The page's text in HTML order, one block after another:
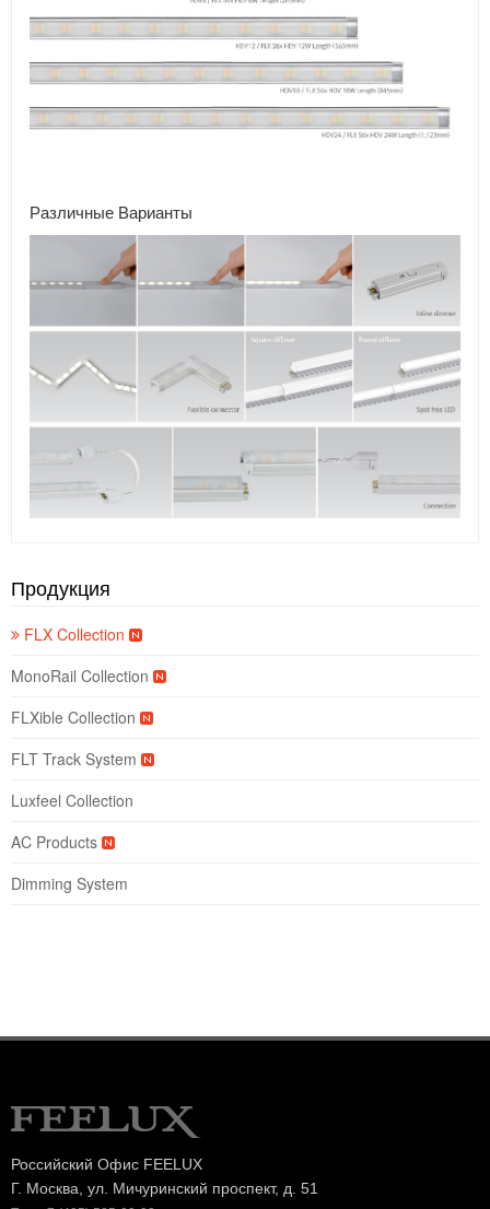
Различные Варианты
Продукция
FLX Collection
MonoRail Collection
FLXible Collection
FLT Track System
Luxfeel Collection
AC Products
Dimming System
Российский Офис FEELUX
Г. Москва, ул. Мичуринский проспект, д. 51